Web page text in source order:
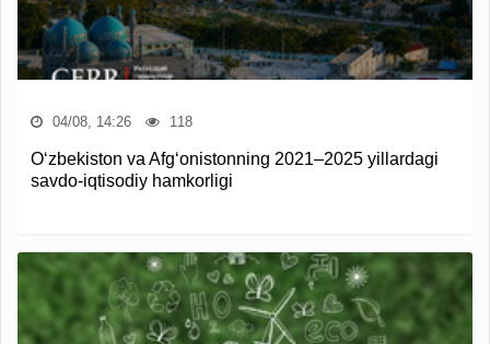
04/08, 14:26 118
O‘zbekiston va Afg‘onistonning 2021–2025 yillardagi
savdo-iqtisodiy hamkorligi